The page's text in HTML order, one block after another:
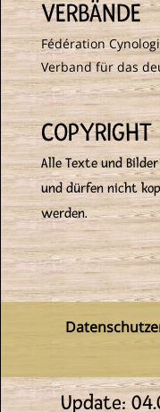
VERBÄNDE
Fédération
Verband für das
COPYRIGHT
Alle Texte und
und dürfen nicht
werden.
Update: